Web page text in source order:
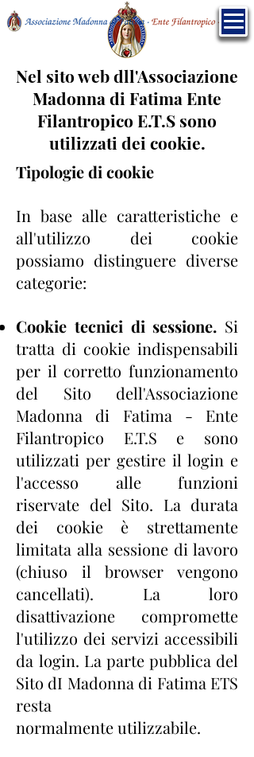
Nel sito web dll'Associazione
Madonna di Fatima Ente
Filantropico E.T.S sono
utilizzati dei cookie.
Tipologie di cookie
In base alle caratteristiche e
all'utilizzo dei cookie
possiamo distinguere diverse
categorie:
Cookie tecnici di sessione. Si
tratta di cookie indispensabili
per il corretto funzionamento
del Sito
dell'Associazione
Madonna di Fatima - Ente
Filantropico E.T.S e sono
utilizzati per gestire il login e
l'accesso alle funzioni
riservate del Sito. La durata
dei cookie è strettamente
limitata alla sessione di lavoro
(chiuso ilbrowser vengono
cancellati). La loro
disattivazione compromette
l'utilizzo dei servizi accessibili
da login. La parte pubblica del
Sito dI Madonna di Fatima ETS
resta
normalmenteutilizzabile.